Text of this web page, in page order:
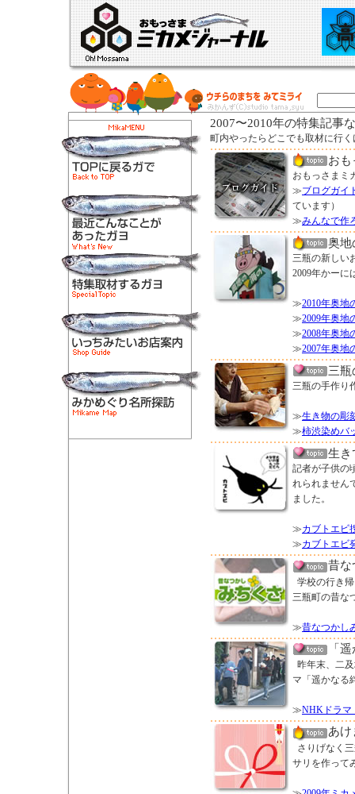
2007〜2010年の特集記事
町内やったらどこでも取材に行
おも
おもっさまミ
≫ブログガイ
ています）
≫みんなで作
奥地
三瓶の新しい
2009年かーに
≫2010年奥地
≫2009年奥地
≫2008年奥地
≫2007年奥地
三瓶
三瓶の手作り
≫生き物の彫
≫柿渋染めバ
生き
記者が子供の
れられません
ました。
≫カブトエビ
≫カブトエビ
昔な
学校の行き
三瓶町の昔な
≫昔なつかし
「
昨年末、二
マ「遥かなる
≫NHKドラマ
あけ
さりげなく
サリを作って